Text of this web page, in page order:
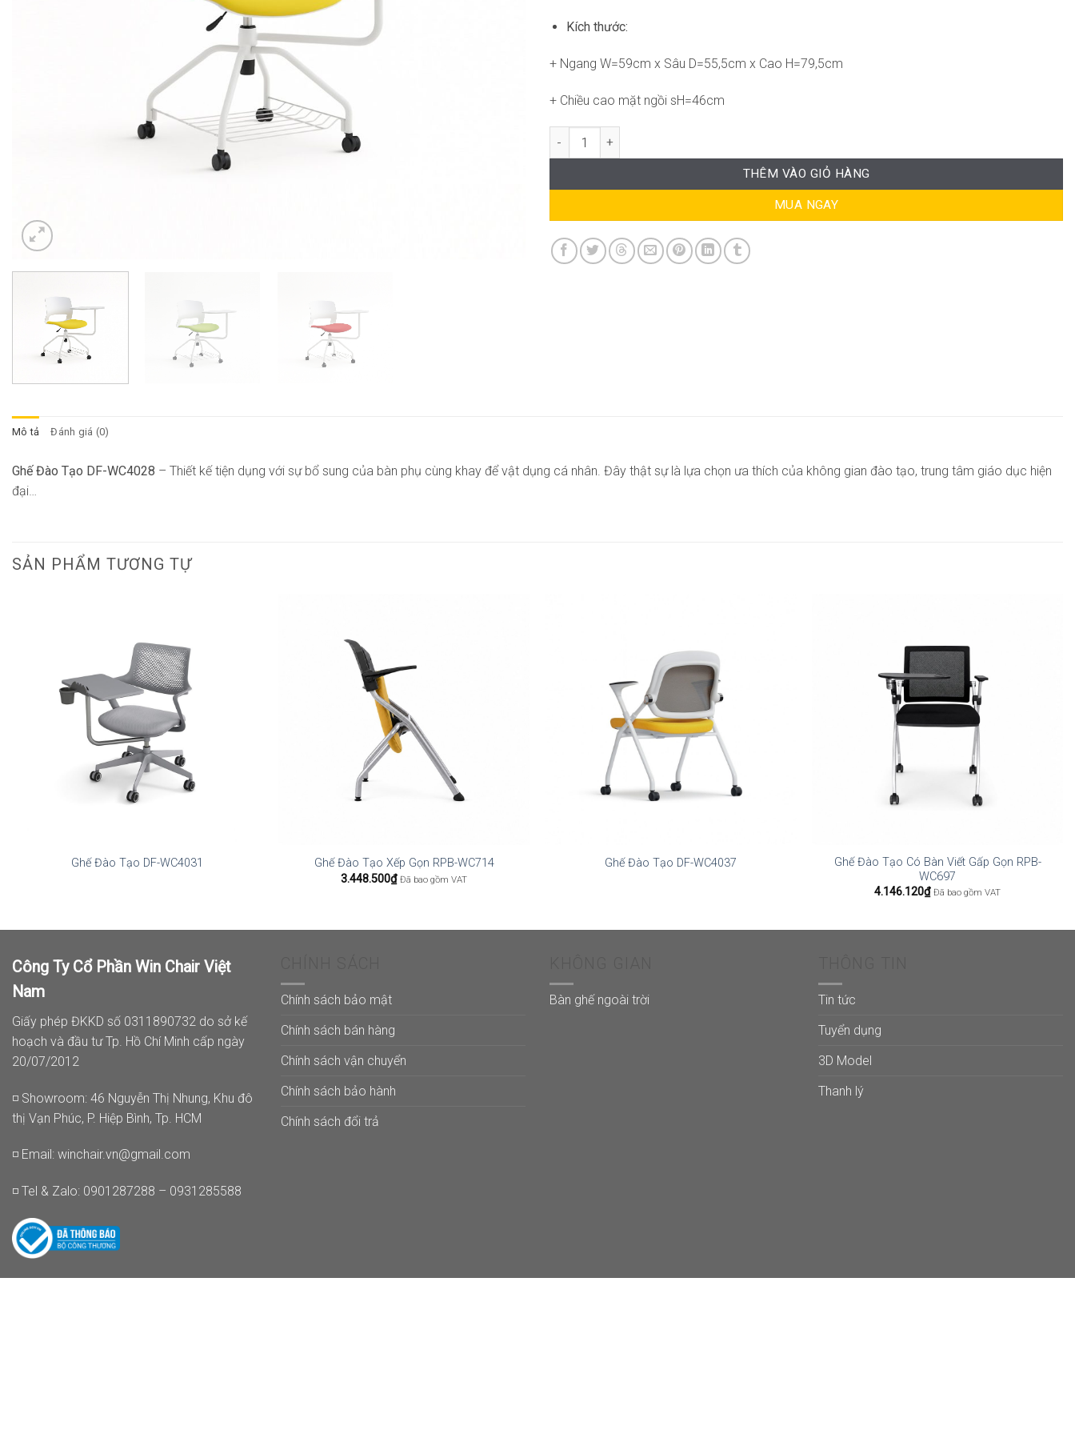
Kích thước:
+ Ngang W=59cm x Sâu D=55,5cm x Cao H=79,5cm
+ Chiều cao mặt ngồi sH=46cm
Ghế Đào Tạo DF-WC4028 số lượng
THÊM VÀO GIỎ HÀNG
MUA NGAY
Mô tả Đánh giá (0)
Ghế Đào Tạo DF-WC4028 – Thiết kế tiện dụng với sự bổ sung của bàn phụ cùng khay để vật dụng cá nhân. Đây thật sự là lựa chọn ưa thích của không gian đào tạo, trung tâm giáo dục hiện
đại…
SẢN PHẨM TƯƠNG TỰ
Ghế Đào Tạo DF-WC4031
Ghế Đào Tạo Xếp Gọn RPB-WC714
3.448.500₫ Đã bao gồm VAT
Ghế Đào Tạo DF-WC4037
Ghế Đào Tạo Có Bàn Viết Gấp Gọn RPB-
WC697
4.146.120₫ Đã bao gồm VAT
Công Ty Cổ Phần Win Chair Việt
Nam
Giấy phép ĐKKD số 0311890732 do sở kế
hoạch và đầu tư Tp. Hồ Chí Minh cấp ngày
20/07/2012
◽ Showroom: 46 Nguyễn Thị Nhung, Khu đô
thị Vạn Phúc, P. Hiệp Bình, Tp. HCM
◽ Email: winchair.vn@gmail.com
◽ Tel & Zalo: 0901287288 – 0931285588
Chính sách bảo mật
Chính sách bán hàng
Chính sách vận chuyển
Chính sách bảo hành
Chính sách đổi trả
Bàn ghế ngoài trời
Tin tức
Tuyển dụng
3D Model
Thanh lý